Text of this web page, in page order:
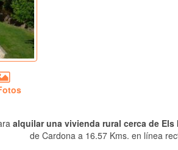
alquilar una vivienda rural cerca de Els
de Cardona a 16.57 Kms. en línea